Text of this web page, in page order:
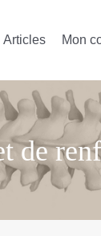
Articles Mon
de